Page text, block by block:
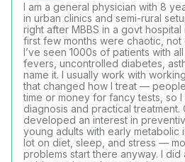
I am a general physician with 8
in urban clinics and semi-rural
right after MBBS in a govt
first few months were chaotic, not
I’ve seen 1000s of patients with
fevers, uncontrolled diabetes,
name it. I usually work with
that changed how I treat —
time or money for fancy tests, so
diagnosis and practical treatment.
developed an interest in
young adults with early metabolic
lot on diet, sleep, and stress —
problems start there anyway. I did